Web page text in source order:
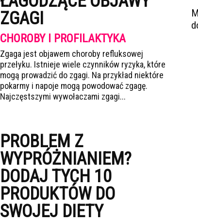
ZGAGI
CHOROBY I PROFILAKTYKA
Zgaga jest objawem choroby refluksowej
przełyku. Istnieje wiele czynników ryzyka, które
mogą prowadzić do zgagi. Na przykład niektóre
pokarmy i napoje mogą powodować zgagę.
Najczęstszymi wywołaczami zgagi...
PROBLEM Z
WYPRÓŻNIANIEM?
DODAJ TYCH 10
PRODUKTÓW DO
SWOJEJ DIETY